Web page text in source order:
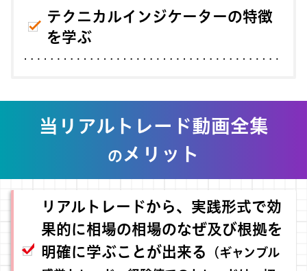
テクニカルインジケーターの特徴
を学ぶ
当リアルトレード動画全集
のメリット
リアルトレードから、実践形式で効
果的に相場の相場のなぜ及び根拠を
明確に学ぶことが出来る
（ギャンブル